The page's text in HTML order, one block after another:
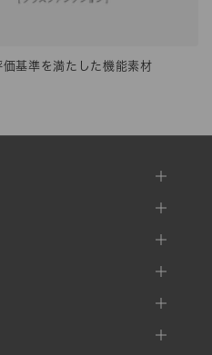
基準を満たした機能素材